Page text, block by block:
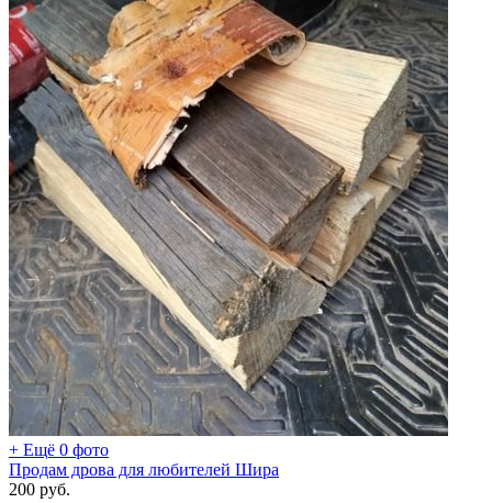
+ Ещё 0 фото
Продам дрова для любителей Шира
200 руб.